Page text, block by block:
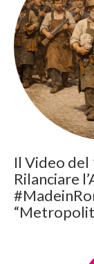
Il Video del
Rilanciare